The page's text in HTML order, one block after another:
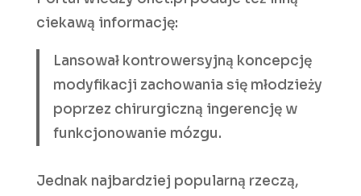
ciekawą informację:
Lansował kontrowersyjną koncepcję
modyfikacji zachowania się młodzieży
poprzez chirurgiczną ingerencję w
funkcjonowanie mózgu.
Jednak najbardziej popularną rzeczą,